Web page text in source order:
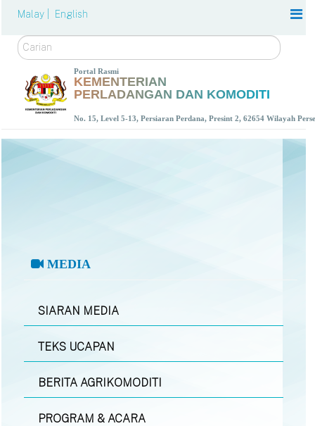
Malay | English
Carian
Portal Rasmi
KEMENTERIAN
PERLADANGAN DAN KOMODITI
No. 15, Level 5-13, Persiaran Perdana, Presint 2, 62654 Wilayah
MEDIA
SIARAN MEDIA
TEKS UCAPAN
BERITA AGRIKOMODITI
PROGRAM & ACARA